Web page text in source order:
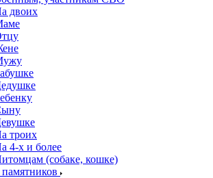
двоих
троих
4-х и более
(собаке, кошке)